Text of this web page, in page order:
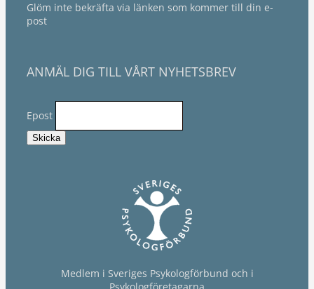
Glöm inte bekräfta via länken som kommer till din e-
post
ANMÄL DIG TILL VÅRT NYHETSBREV
Epost
Medlem i Sveriges Psykologförbund och i
Psykologföretagarna